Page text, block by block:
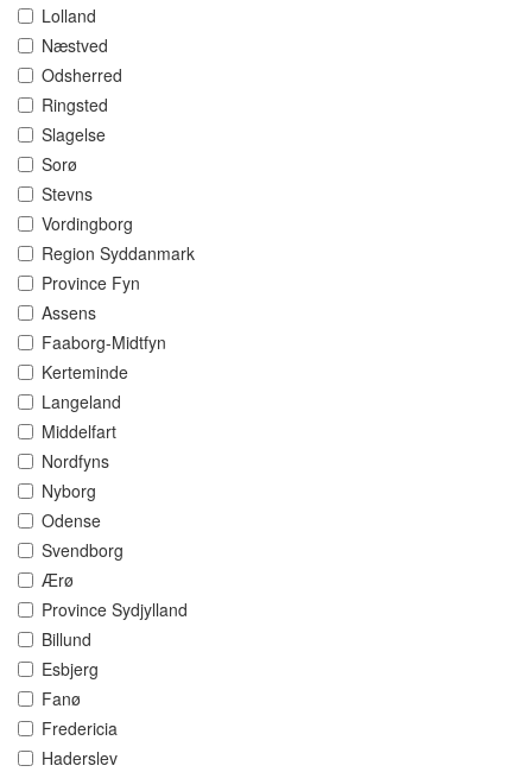
Lolland
Næstved
Odsherred
Ringsted
Slagelse
Sorø
Stevns
Vordingborg
Region Syddanmark
Province Fyn
Assens
Faaborg-Midtfyn
Kerteminde
Langeland
Middelfart
Nordfyns
Nyborg
Odense
Svendborg
Ærø
Province Sydjylland
Billund
Esbjerg
Fanø
Fredericia
Haderslev